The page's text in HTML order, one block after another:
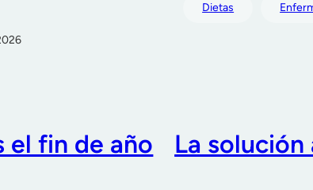
Dietas
el fin de año
La